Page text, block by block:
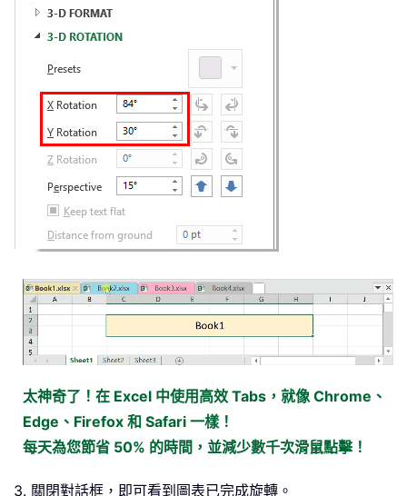
太神奇了！在 Excel 中使用高效 Tabs，就像 Chrome、
Edge、Firefox 和 Safari 一樣！
每天為您節省 50% 的時間，並減少數千次滑鼠點擊！
3. 關閉對話框，即可看到圖表已完成旋轉。